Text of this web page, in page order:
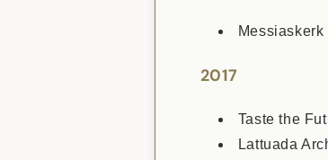
2017
Taste the
Lattuada